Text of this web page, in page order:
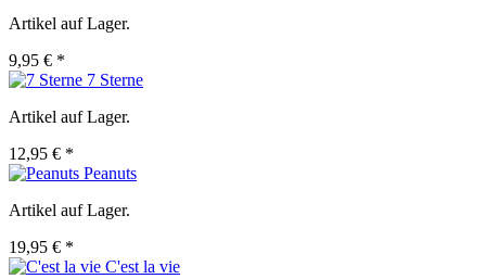
Artikel auf Lager.
9,95 € *
7 Sterne
Artikel auf Lager.
12,95 € *
Peanuts
Artikel auf Lager.
19,95 € *
C'est la vie